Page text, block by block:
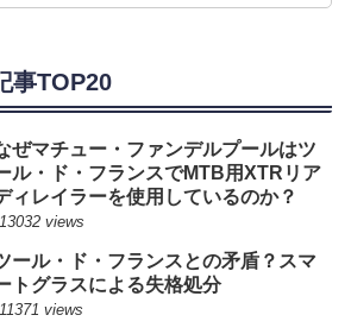
事TOP20
ぜマチュー・ファンデルプールはツ
ル・ド・フランスでMTB用XTRリア
ィレイラーを使用しているのか？
13032 views
ール・ド・フランスとの矛盾？スマ
トグラスによる失格処分
11371 views